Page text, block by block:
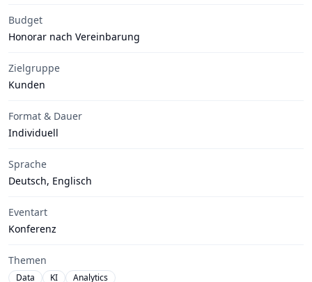
Budget
Honorar nach Vereinbarung
Zielgruppe
Kunden
Format & Dauer
Individuell
Sprache
Deutsch, Englisch
Eventart
Konferenz
Themen
Data KI Analytics